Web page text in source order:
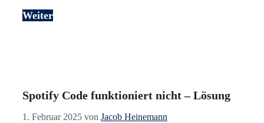
Weiter
Spotify Code funktioniert nicht – Lösung
1. Februar 2025 von Jacob Heinemann